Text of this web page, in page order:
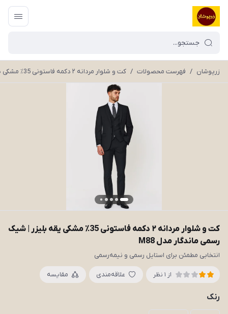
زرپوشان / فهرست محصولات / کت و شلوار مردانه ۲ دکمه فاستونی 35٪ مشکی یقه بلیزر | شیک رسمی ماندگار مدل M88
کت و شلوار مردانه ۲ دکمه فاستونی 35٪ مشکی یقه بلیزر | شیک
رسمی ماندگار مدل M88
انتخابی مطمئن برای استایل رسمی و نیمه‌رسمی
از 1 نظر علاقه‌مندی مقایسه
رنک